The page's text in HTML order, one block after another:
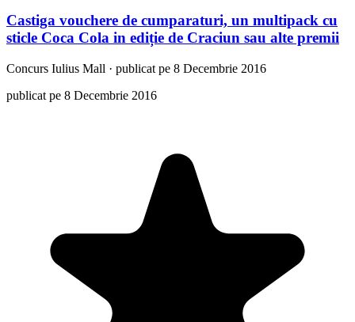
Castiga vouchere de cumparaturi, un multipack cu
sticle Coca Cola in ediție de Craciun sau alte premii
Concurs Iulius Mall · publicat pe 8 Decembrie 2016
publicat pe 8 Decembrie 2016